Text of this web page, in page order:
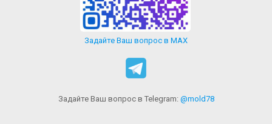
Задайте Ваш вопрос в MAX
Задайте Ваш вопрос в Telegram: @mold78